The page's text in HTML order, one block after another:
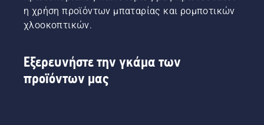
η χρήση προϊόντων μπαταρίας και ρομποτικών
χλοοκοπτικών.
Εξερευνήστε την γκάμα των
προϊόντων μας